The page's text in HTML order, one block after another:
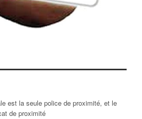
la seule police de proximité, et le
de proximité